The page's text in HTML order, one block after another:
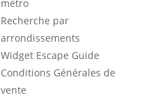
métro
Recherche par
arrondissements
Widget Escape Guide
Conditions Générales de
vente